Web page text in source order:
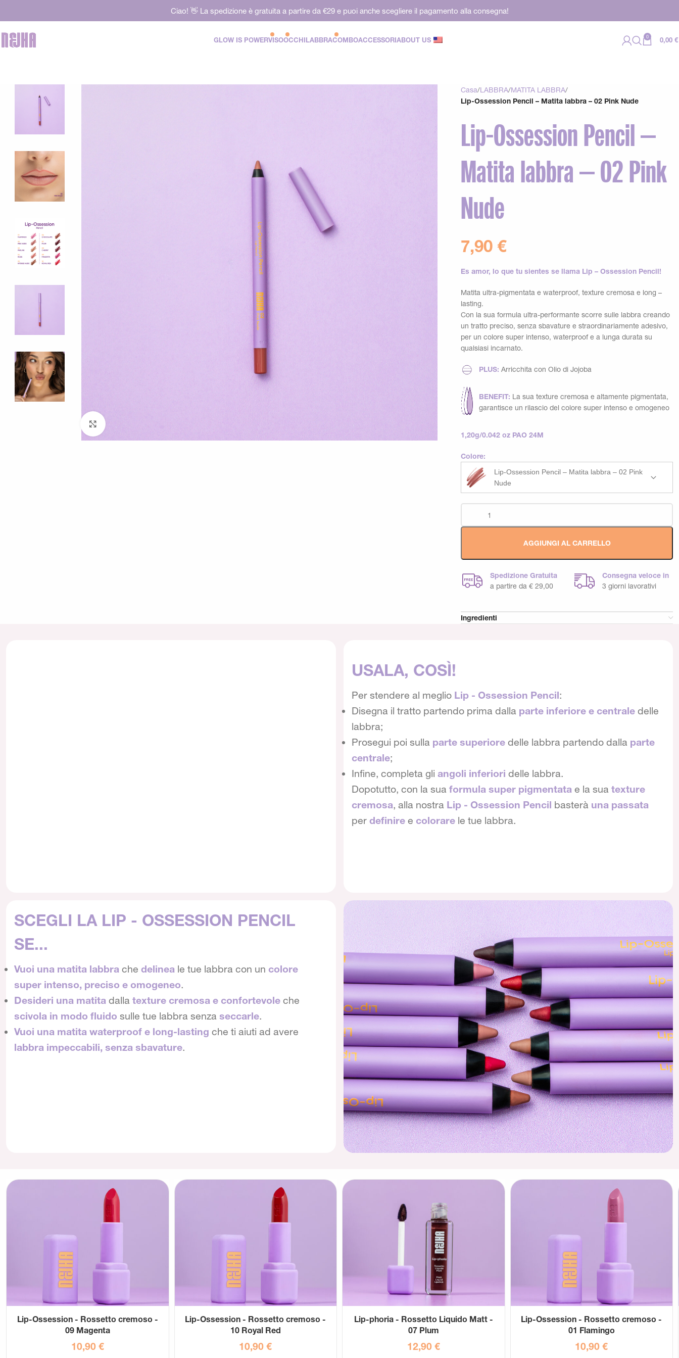
Ciao! 👋 La spedizione è gratuita a partire da €29 e puoi anche scegliere il pagamento alla consegna!
GLOW IS POWERVISOOCCHILABBRACOMBOACCESSORIABOUT US 0 0,00 €
Casa LABBRA MATITA LABBRA
Lip-Ossession Pencil – Matita labbra – 02 Pink Nude
Lip-Ossession Pencil –
Matita labbra – 02 Pink
Nude
7,90 €
Es amor, lo que tu sientes se llama Lip – Ossession Pencil!
Matita ultra-pigmentata e waterproof, texture cremosa e long –
lasting.
Con la sua formula ultra-performante scorre sulle labbra creando
un tratto preciso, senza sbavature e straordinariamente adesivo,
per un colore super intenso, waterproof e a lunga durata su
qualsiasi incarnato.
PLUS: Arricchita con Olio di Jojoba
BENEFIT: La sua texture cremosa e altamente pigmentata,
garantisce un rilascio del colore super intenso e omogeneo
1,20g/0.042 oz PAO 24M
Colore:
Lip-Ossession Pencil – Matita labbra – 02 Pink
Nude
AGGIUNGI AL CARRELLO
Spedizione Gratuita
a partire da € 29,00
Consegna veloce in
3 giorni lavorativi
Ingredienti
USALA, COSÌ!
Per stendere al meglio Lip - Ossession Pencil:
Disegna il tratto partendo prima dalla parte inferiore e centraledelle
labbra;
Prosegui poi sulla parte superioredelle labbra partendo dalla parte
centrale;
Infine, completa gli angoli inferiori delle labbra.
Dopotutto, con la sua formula super pigmentata e la sua texture
cremosa, alla nostra Lip - Ossession Pencil basterà una passata
per definiree colorarele tue labbra.
SCEGLI LA LIP - OSSESSION PENCIL
SE...
Vuoi una matita labbra che delinea le tue labbra con un colore
super intenso, preciso e omogeneo.
Desideri una matita dalla texture cremosa e confortevole che
scivola in modo fluido sulle tue labbra senza seccarle.
Vuoi una matita waterproof e long-lasting che ti aiuti ad avere
labbra impeccabili, senza sbavature.
Lip-Ossession - Rossetto cremoso -
09 Magenta
10,90 €
Lip-Ossession - Rossetto cremoso -
10 Royal Red
10,90€
Lip-phoria - Rossetto Liquido Matt -
07 Plum
12,90 €
Lip-Ossession - Rossetto cremoso -
01 Flamingo
10,90€